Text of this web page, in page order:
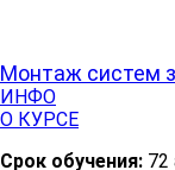
Монтаж систем
ИНФО
О КУРСЕ
Срок обучения: 72